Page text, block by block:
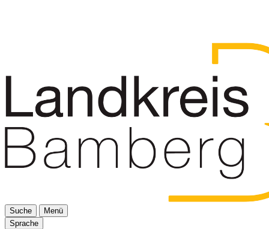
Suche
Menü
Sprache